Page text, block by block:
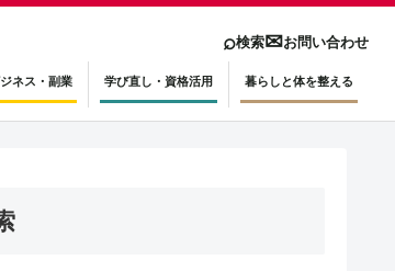
⌕検索✉お問い合わせ
ネス・副業 学び直し・資格活用 暮らしと体を整える